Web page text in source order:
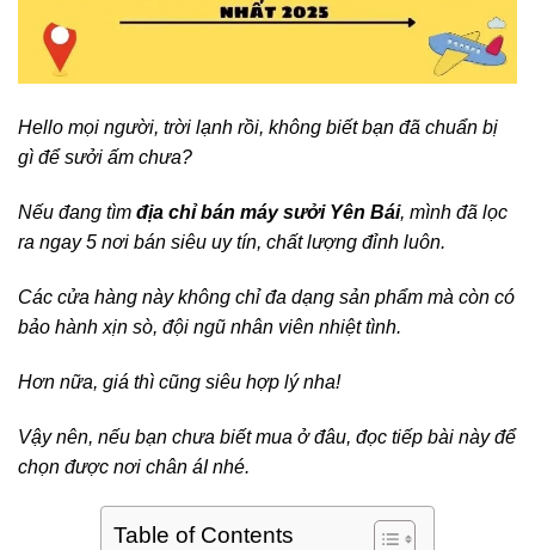
Hello mọi người, trời lạnh rồi, không biết bạn đã chuẩn bị
gì để sưởi ấm chưa?
Nếu đang tìm địa chỉ bán máy sưởi Yên Bái, mình đã lọc
ra ngay 5 nơi bán siêu uy tín, chất lượng đỉnh luôn.
Các cửa hàng này không chỉ đa dạng sản phẩm mà còn có
bảo hành xịn sò, đội ngũ nhân viên nhiệt tình.
Hơn nữa, giá thì cũng siêu hợp lý nha!
Vậy nên, nếu bạn chưa biết mua ở đâu, đọc tiếp bài này để
chọn được nơi chân áI nhé.
Table of Contents